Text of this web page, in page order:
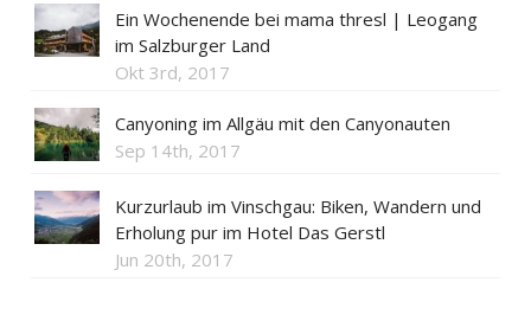
Ein Wochenende bei mama thresl | Leogang
im Salzburger Land
Okt 3rd, 2017
Canyoning im Allgäu mit den Canyonauten
Sep 14th, 2017
Kurzurlaub im Vinschgau: Biken, Wandern und
Erholung pur im Hotel Das Gerstl
Jun 20th, 2017